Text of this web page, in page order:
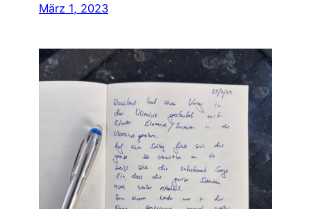
März 1, 2023